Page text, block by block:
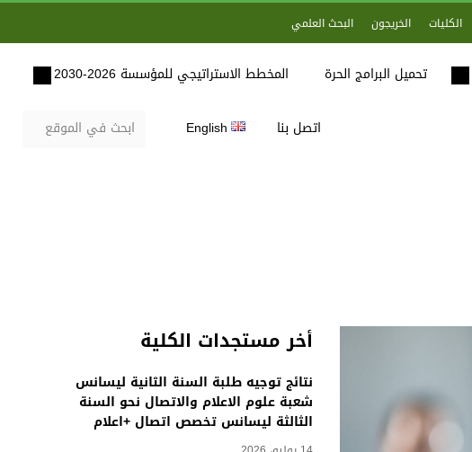
الكليات الخريجون البحث العلمي
تحميل البرامج الحرة المخطط الاستراتيجي للمؤسسة 2026-2030
اتصل بنا English
أخر مستجدات الكلية
نتائج توجيه طلبة السنة الثانية ليسانس
شعبة علوم الاعلام والاتصال نحو السنة
الثالثة ليسانس تخصص اتصال +اعلام